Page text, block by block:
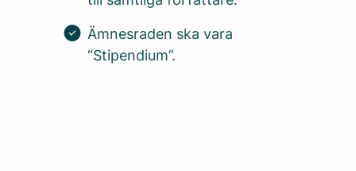
Ämnesraden ska vara
“Stipendium”.